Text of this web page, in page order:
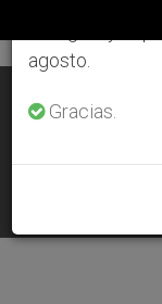
JUL 19, 2006 00:00
agosto.
Gracias.